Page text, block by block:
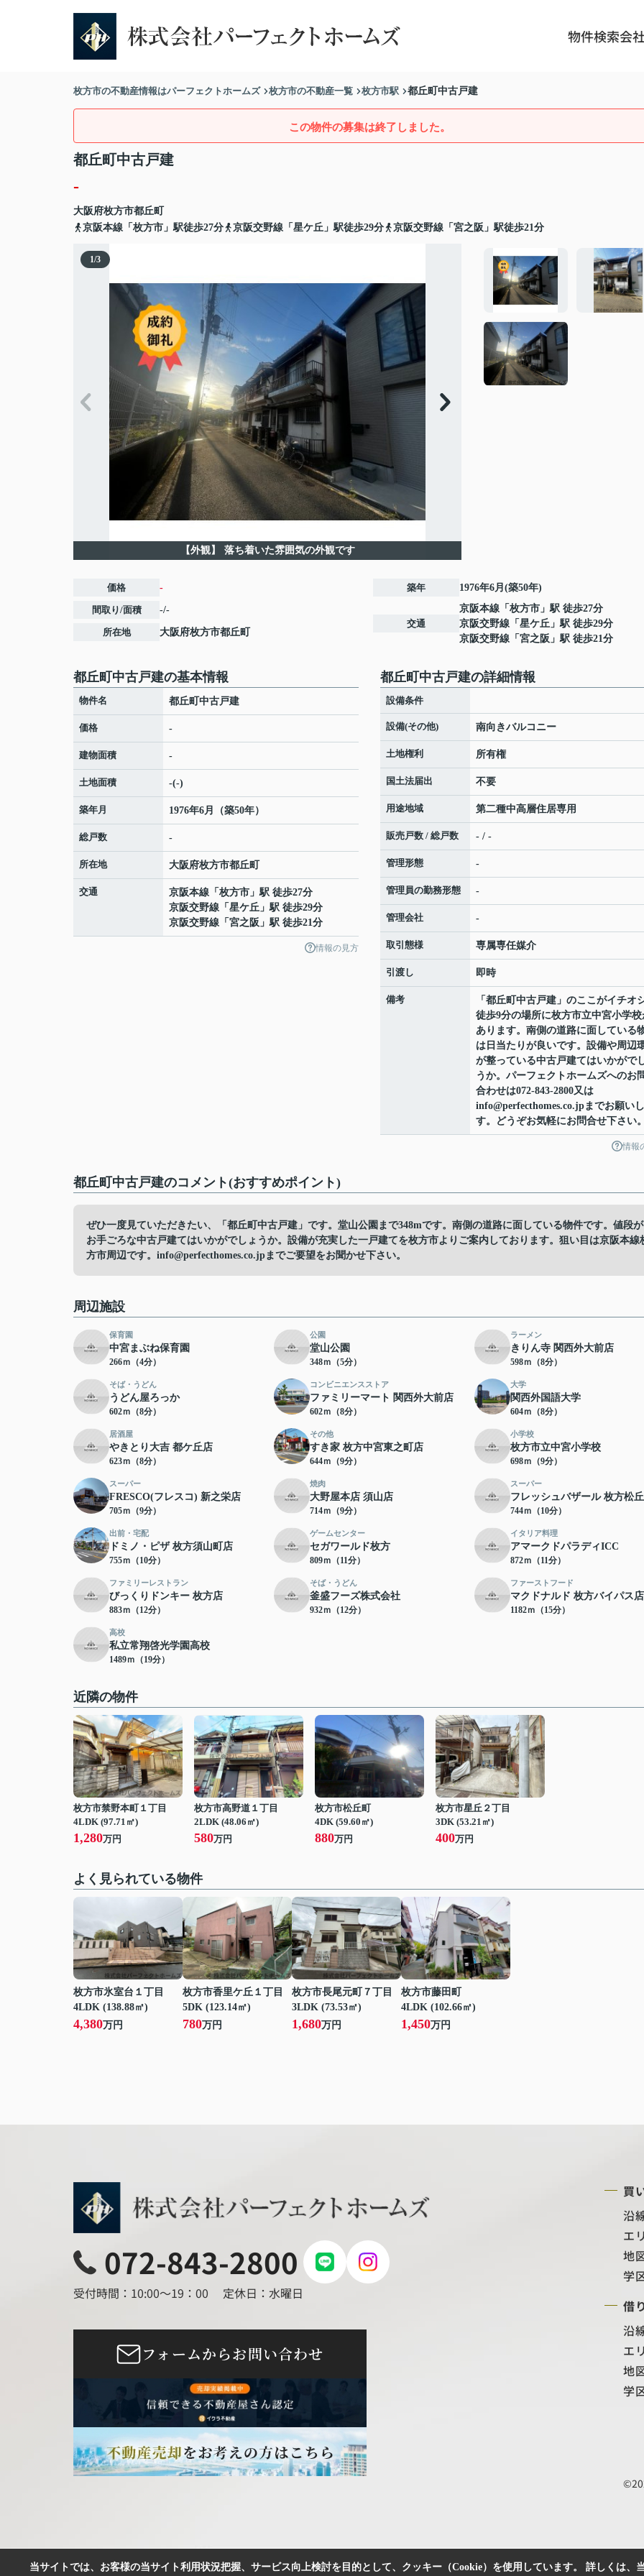
物件検索会
枚方市の不動産情報はパーフェクトホームズ 枚方市の不動産一覧 枚方市駅 都丘町中古戸建
この物件の募集は終了しました。
都丘町中古戸建
-
大阪府枚方市都丘町
京阪本線「枚方市」駅徒歩27分
京阪交野線「星ケ丘」駅徒歩29分 京阪交野線「宮之阪」駅徒歩21分
1/3
【外観】 落ち着いた雰囲気の外観です
価格 -
間取り/面積 -/-
所在地 大阪府枚方市都丘町
築年 1976年6月(築50年)
交通
京阪本線 「 枚方市 」駅 徒歩27分
京阪交野線 「 星ケ丘 」駅 徒歩29分
京阪交野線 「 宮之阪 」駅 徒歩21分
都丘町中古戸建の基本情報
物件名 都丘町中古戸建
価格 -
建物面積 -
土地面積 -(-)
築年月 1976年6月（築50年）
総戸数 -
所在地 大阪府枚方市都丘町
交通 京阪本線 「 枚方市 」駅 徒歩27分
京阪交野線 「 星ケ丘 」駅 徒歩29分
京阪交野線 「 宮之阪 」駅 徒歩21分
情報の見方
都丘町中古戸建の詳細情報
設備条件
設備(その他) 南向きバルコニー
土地権利 所有権
国土法届出 不要
用途地域 第二種中高層住居専用
販売戸数 / 総戸数 - / -
管理形態 -
管理員の勤務形態 -
管理会社 -
取引態様 専属専任媒介
引渡し 即時
備考
「都丘町中古戸建」のここがイチオ
徒歩9分の場所に枚方市立中宮小学校
あります。南側の道路に面している
は日当たりが良いです。設備や周辺
が整っている中古戸建てはいかがで
うか。パーフェクトホームズへのお
合わせは072-843-2800又は
info@perfecthomes.co.jpまでお願い
す。どうぞお気軽にお問合せ下さい
情報
都丘町中古戸建のコメント(おすすめポイント)
ぜひ一度見ていただきたい、「都丘町中古戸建」です。堂山公園まで348mです。南側の道路に面している物件です。値段が
お手ごろな中古戸建てはいかがでしょうか。設備が充実した一戸建てを枚方市よりご案内しております。狙い目は京阪本線
方市周辺です。info@perfecthomes.co.jpまでご要望をお聞かせ下さい。
周辺施設
保育園
中宮まぶね保育園
266ｍ（4分）
公園
堂山公園
348ｍ（5分）
ラーメン
きりん寺 関西外大前店
598ｍ（8分）
そば・うどん
うどん屋ろっか
602ｍ（8分）
コンビニエンスストア
ファミリーマート 関西外大前店
602ｍ（8分）
大学
関西外国語大学
604ｍ（8分）
居酒屋
やきとり大吉 都ケ丘店
623ｍ（8分）
その他
すき家 枚方中宮東之町店
644ｍ（9分）
小学校
枚方市立中宮小学校
698ｍ（9分）
スーパー
FRESCO(フレスコ) 新之栄店
705ｍ（9分）
焼肉
大野屋本店 須山店
714ｍ（9分）
スーパー
フレッシュバザール 枚方松
744ｍ（10分）
出前・宅配
ドミノ・ピザ 枚方須山町店
755ｍ（10分）
ゲームセンター
セガワールド枚方
809ｍ（11分）
イタリア料理
アマークドパラディICC
872ｍ（11分）
ファミリーレストラン
びっくりドンキー 枚方店
883ｍ（12分）
そば・うどん
釜盛フーズ株式会社
932ｍ（12分）
ファーストフード
マクドナルド 枚方バイパス店
1182ｍ（15分）
高校
私立常翔啓光学園高校
1489ｍ（19分）
近隣の物件
枚方市禁野本町１丁目
4LDK (97.71㎡)
1,280万円
枚方市高野道１丁目
2LDK (48.06㎡)
580万円
枚方市松丘町
4DK (59.60㎡)
880万円
枚方市星丘２丁目
3DK (53.21㎡)
400万円
よく見られている物件
枚方市氷室台１丁目
4LDK (138.88㎡)
4,380万円
枚方市香里ケ丘１丁目
5DK (123.14㎡)
780万円
枚方市長尾元町７丁目
3LDK (73.53㎡)
1,680万円
枚方市藤田町
4LDK (102.66㎡)
1,450万円
072-843-2800
受付時間：10:00～19：00 定休日：水曜日
フォームからお問い合わせ
買
沿
エ
地
学
借
沿
エ
地
学
当サイトでは、お客様の当サイト利用状況把握、サービス向上検討を目的として、クッキー（Cookie）を使用しています。 詳しくは、